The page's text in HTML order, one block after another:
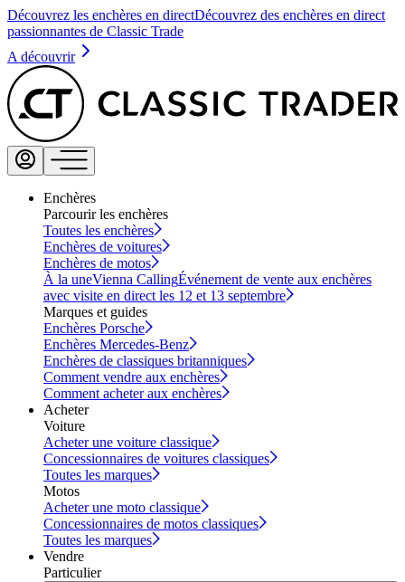
Découvrez les enchères en directDécouvrez des enchères en direct
passionnantes de Classic Trade
A découvrir
Enchères
Parcourir les enchères
Toutes les enchères
Enchères de voitures
Enchères de motos
À la uneVienna CallingÉvénement de vente aux enchères
avec visite en direct les 12 et 13 septembre
Marques et guides
Enchères Porsche
Enchères Mercedes-Benz
Enchères de classiques britanniques
Comment vendre aux enchères
Comment acheter aux enchères
Acheter
Voiture
Acheter une voiture classique
Concessionnaires de voitures classiques
Toutes les marques
Motos
Acheter une moto classique
Concessionnaires de motos classiques
Toutes les marques
Vendre
Particulier